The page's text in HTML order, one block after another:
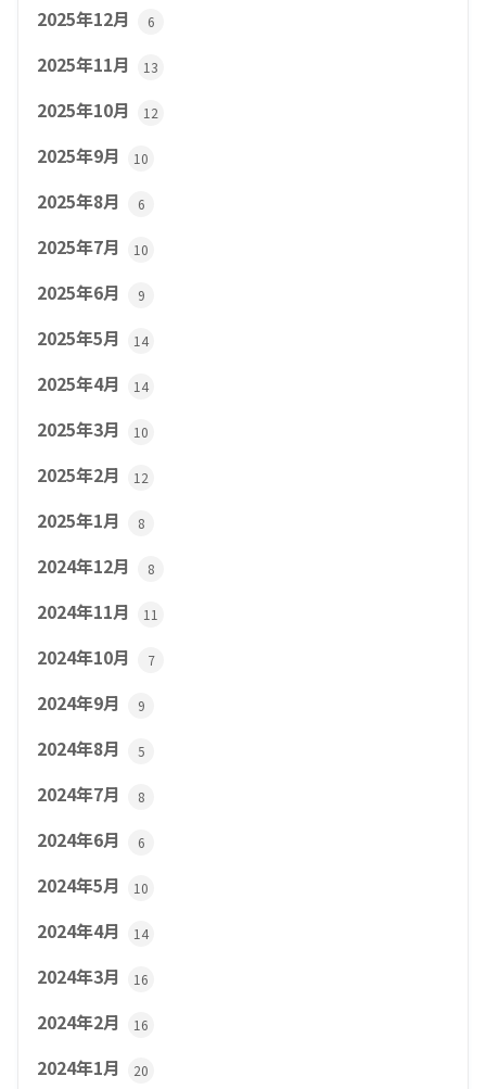
2025年12月 6
2025年11月 13
2025年10月 12
2025年9月 10
2025年8月 6
2025年7月 10
2025年6月 9
2025年5月 14
2025年4月 14
2025年3月 10
2025年2月 12
2025年1月 8
2024年12月 8
2024年11月 11
2024年10月 7
2024年9月 9
2024年8月 5
2024年7月 8
2024年6月 6
2024年5月 10
2024年4月 14
2024年3月 16
2024年2月 16
2024年1月 20